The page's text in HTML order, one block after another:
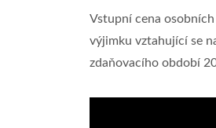
Vstupní cena
výjimku vztahující se
zdaňovacího období